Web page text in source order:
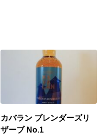
カバラン ブレンダーズリ
ザーブ No.1